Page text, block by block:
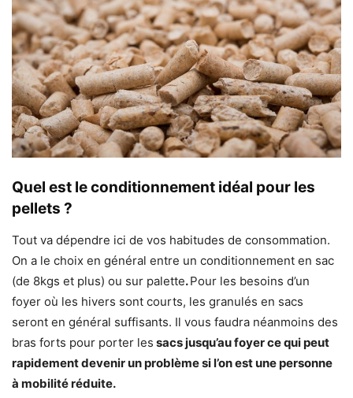
Quel est le conditionnement idéal pour les
pellets ?
Tout va dépendre ici de vos habitudes de consommation.
On a le choix en général entre un conditionnement en sac
(de 8kgs et plus) ou sur palette.Pour les besoins d’un
foyer où les hivers sont courts, les granulés en sacs
seront en général suffisants. Il vous faudra néanmoins des
bras forts pour porter les sacs jusqu’au foyer ce qui peut
rapidement devenir un problème si l’on est une personne
à mobilité réduite.